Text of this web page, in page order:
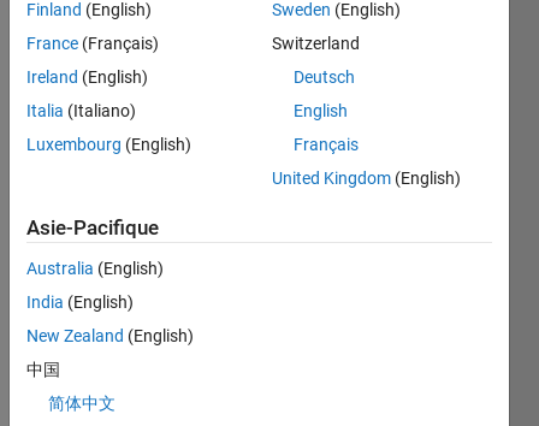
then
y = 2
Solve
Solution
Stats
410
Solutions
110
Finland (English)
France (Français)
Ireland (English)
Italia (Italiano)
Luxembourg (English)
Sweden (English)
Switzerland
Deutsch
English
Français
United Kingdom (English)
Asie-Pacifique
Australia (English)
India (English)
New Zealand (English)
中国
简体中文